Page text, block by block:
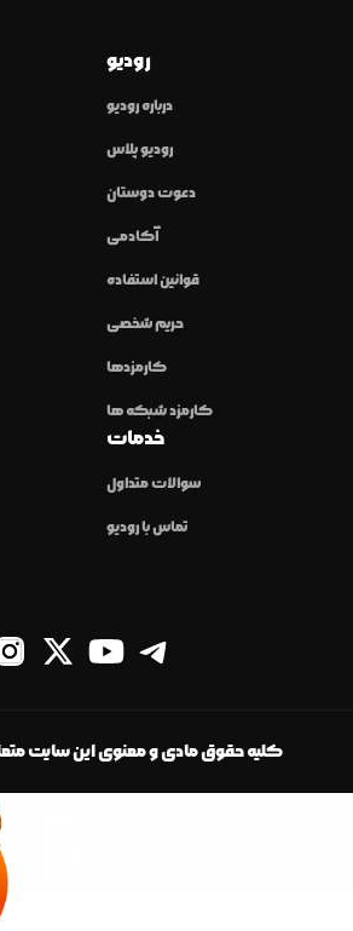
رودیو
درباره رودیو
رودیو پلاس
دعوت دوستان
آکادمی
قوانین استفاده
حریم شخصی
کارمزدها
کارمزد شبکه ها
خدمات
سوالات متداول
تماس با رودیو
کلیه حقوق مادی و معنوی این سایت